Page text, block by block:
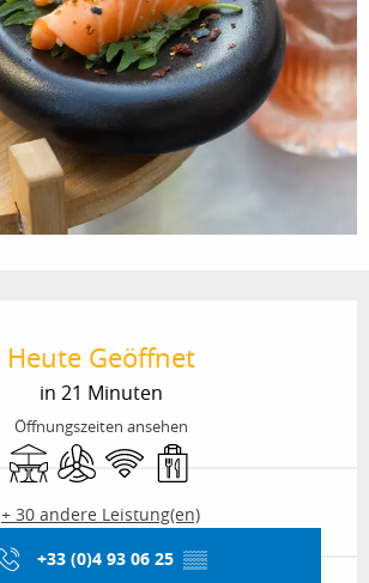
Heute Geöffnet
in 21 Minuten
Öffnungszeiten ansehen
TerrasseKlimaanlage
Wi-Fi Verkauf zum Mitnehmen
+ 30 andere Leistung(en)
+33 (0)4 93 06 25 ▒▒